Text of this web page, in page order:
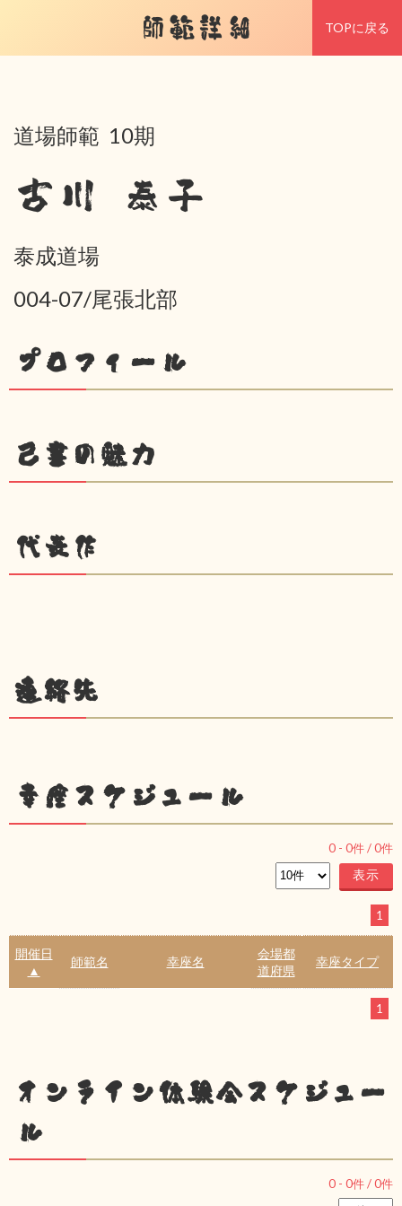
師範詳細 TOPに戻る
道場師範 10期
古川 泰子
泰成道場
004-07/尾張北部
プロフィール
己書の魅力
代表作
連絡先
幸座スケジュール
0 - 0件 /0件
1
開催日
▲
師範名 幸座名
会場都
道府県
幸座タイプ
1
オンライン体験会スケジュー
ル
0 - 0件 /0件